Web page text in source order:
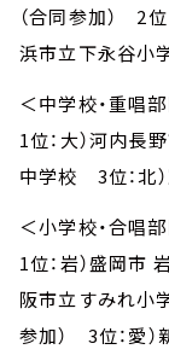
（合同参加） 2
浜市立下永谷小
＜中学校・重唱
1位：大）河内長
中学校 3位：北
＜小学校・合唱
1位：岩）盛岡市
阪市立すみれ小
参加） 3位：愛